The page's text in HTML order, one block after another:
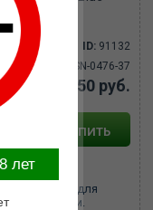
ID: 91132
Артикул:
NSN-0476-37
1650 руб.
КУПИТЬ
как для
стимуляции.
лет